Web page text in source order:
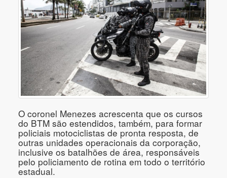
O coronel Menezes acrescenta que os cursos
do BTM são estendidos, também, para formar
policiais motociclistas de pronta resposta, de
outras unidades operacionais da corporação,
inclusive os batalhões de área, responsáveis
pelo policiamento de rotina em todo o território
estadual.